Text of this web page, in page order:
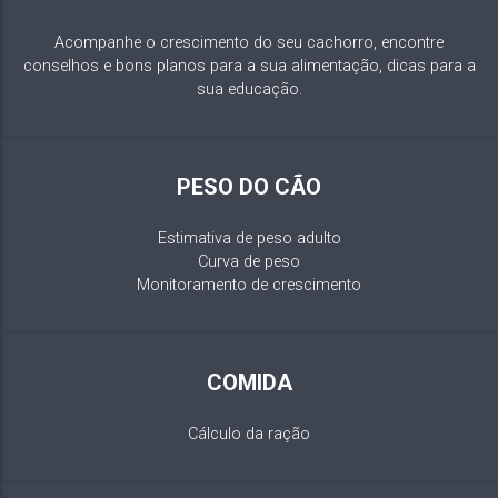
Acompanhe o crescimento do seu cachorro, encontre
conselhos e bons planos para a sua alimentação, dicas para a
sua educação.
PESO DO CÃO
Estimativa de peso adulto
Curva de peso
Monitoramento de crescimento
COMIDA
Cálculo da ração